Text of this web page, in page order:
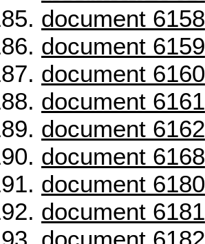
document 6158
document 6159
document 6160
document 6161
document 6162
document 6168
document 6180
document 6181